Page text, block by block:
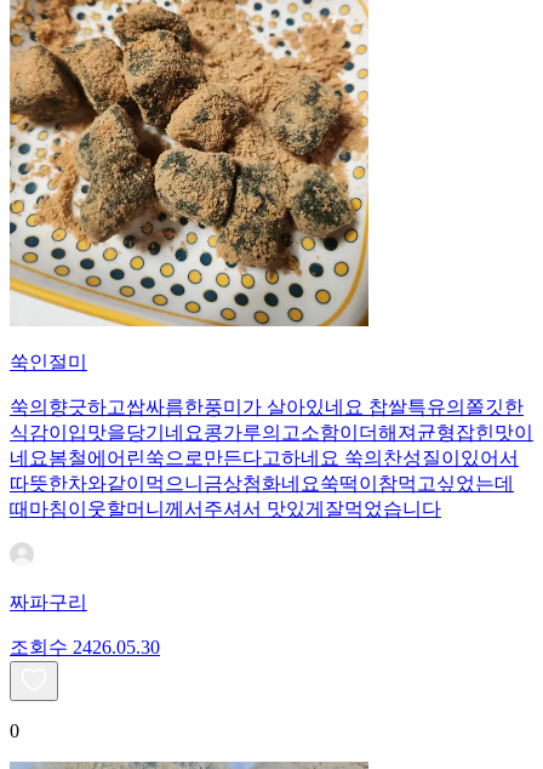
쑥인절미
쑥의향긋하고쌉싸름한풍미가 살아있네요 찹쌀특유의쫄깃한
식감이입맛을당기네요콩가루의고소함이더해져균형잡힌맛이
네요봄철에어린쑥으로만든다고하네요 쑥의찬성질이있어서
따뜻한차와같이먹으니금상첨화네요쑥떡이참먹고싶었는데
때마침이웃할머니께서주셔서 맛있게잘먹었습니다
짜파구리
조회수 2426.05.30
0